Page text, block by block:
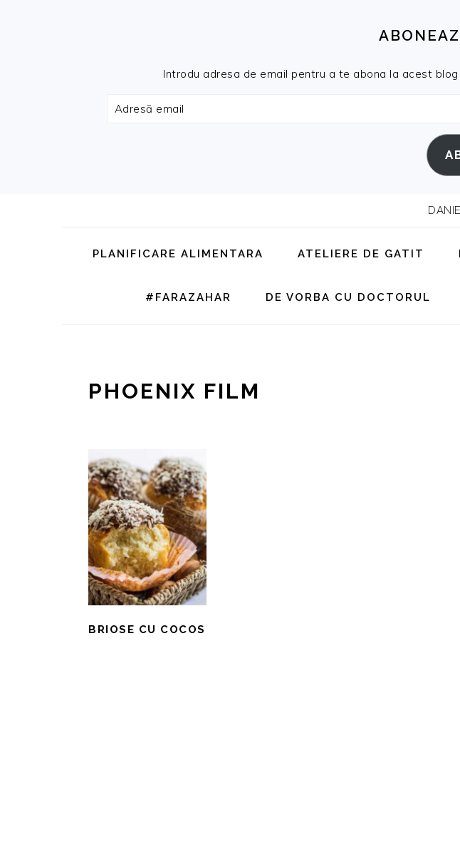
Introdu adresa de email pentru a te abona la acest
Adresă
PLANIFICARE ALIMENTARA ATELIERE DE GATIT
#FARAZAHAR DE VORBA CU DOCTORUL
PHOENIX FILM
BRIOSE CU COCOS